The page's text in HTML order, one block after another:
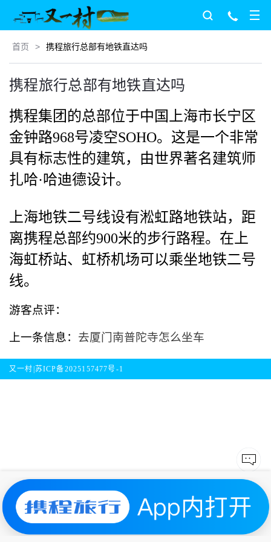
首页 > 携程旅行总部有地铁直达吗
携程旅行总部有地铁直达吗
携程集团的总部位于中国上海市长宁区
金钟路968号凌空SOHO。这是一个非常
具有标志性的建筑，由世界著名建筑师
扎哈·哈迪德设计。
上海地铁二号线设有淞虹路地铁站，距
离携程总部约900米的步行路程。在上
海虹桥站、虹桥机场可以乘坐地铁二号
线。
游客点评：
上一条信息： 去厦门南普陀寺怎么坐车
又一村| 苏ICP备2025157477号-1